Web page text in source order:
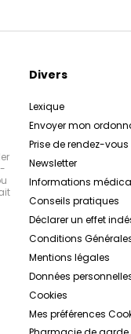
Divers
Lexique
Envoyer mon
Prise de rendez-vous
Newsletter
Informations
Conseils pratiques
Déclarer un effet
Conditions
Mentions légales
Données
Cookies
Mes préférences